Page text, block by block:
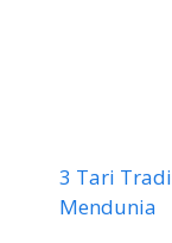
3 Tari
Mendunia